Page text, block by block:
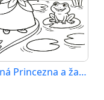
Snadná Princezna a žabák